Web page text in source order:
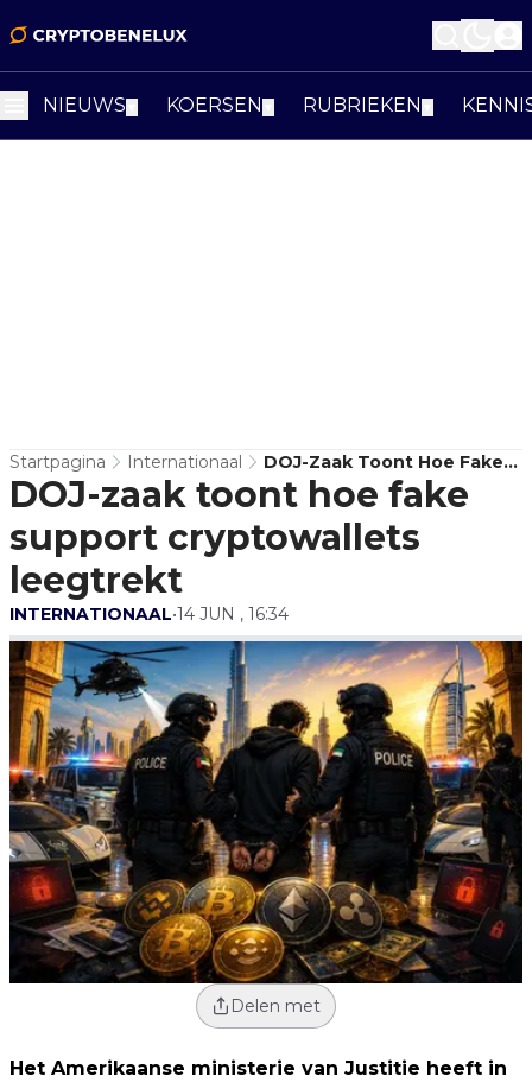
NIEUWS KOERSEN RUBRIEKEN
Startpagina Internationaal
DOJ-Zaak Toont Hoe Fake
Support Cryptowallets
Leegtrekt
DOJ-zaak toont hoe fake
support cryptowallets
leegtrekt
INTERNATIONAAL•14 JUN , 16:34
Delen met
Het Amerikaanse ministerie van Justitie heeft in